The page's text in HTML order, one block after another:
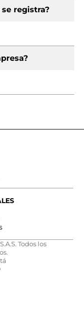
registra?
Todos los